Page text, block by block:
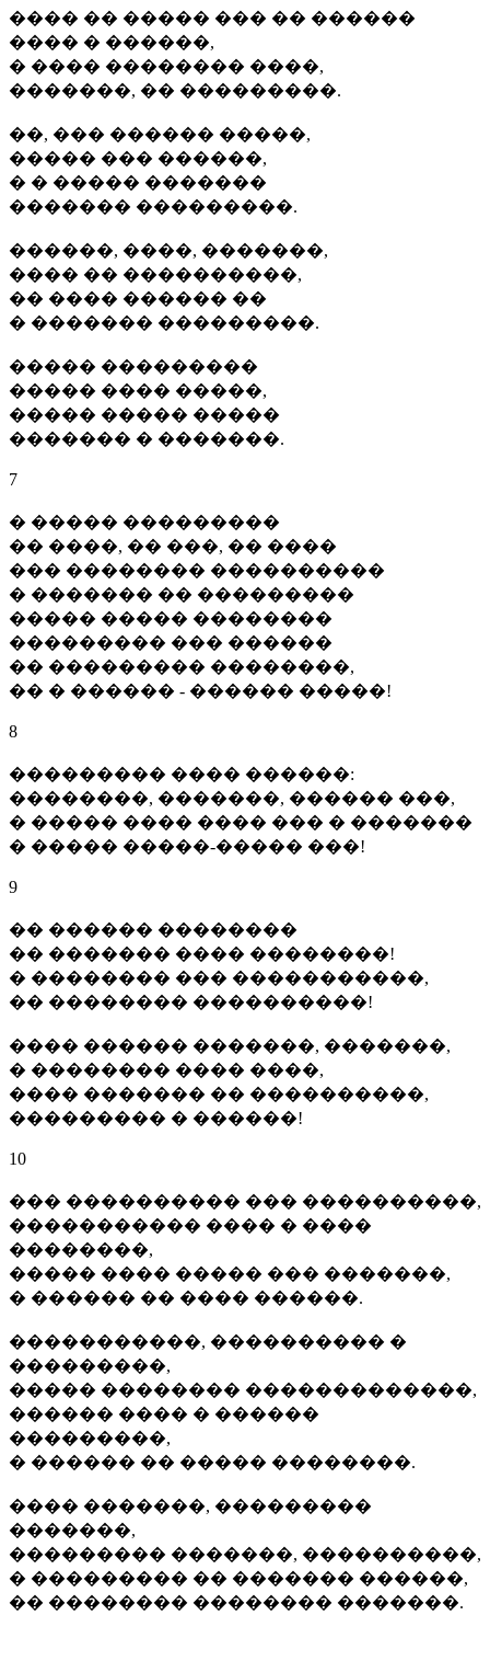
���� �� ����� ��� �� ������
���� � ������,
� ���� �������� ����,
�������, �� ���������.
��, ��� ������ �����,
����� ��� ������,
� � ����� �������
������� ���������.
������, ����, �������,
���� �� ����������,
�� ���� ������ ��
� ������� ���������.
����� ���������
����� ���� �����,
����� ����� �����
������� � �������.
7
� ����� ���������
�� ����, �� ���, �� ����
��� �������� ����������
� ������� �� ���������
����� ����� ��������
��������� ��� ������
�� ��������� ��������,
�� � ������ - ������ �����!
8
��������� ���� ������:
��������, �������, ������ ���,
� ����� ���� ���� ��� � �������
� ����� �����-����� ���!
9
�� ������ ��������
�� ������� ���� ��������!
� �������� ��� �����������,
�� �������� ����������!
���� ������ �������, �������,
� �������� ���� ����,
���� ������� �� ����������,
��������� � ������!
10
��� ���������� ��� ����������,
����������� ���� � ����
��������,
����� ���� ����� ��� �������,
� ������ �� ���� ������.
�����������, ���������� �
���������,
����� �������� �������������,
������ ���� � ������
���������,
� ������ �� ����� ��������.
���� �������, ���������
�������,
��������� �������, ����������,
� ��������� �� ������� ������,
�� �������� �������� �������.